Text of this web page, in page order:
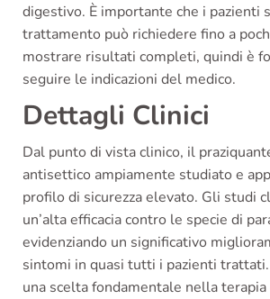
digestivo. È importante che i pazienti
trattamento può richiedere fino a
mostrare risultati completi, quindi è
seguire le indicazioni del medico.
Dettagli Clinici
Dal punto di vista clinico, il
antisettico ampiamente studiato e
profilo di sicurezza elevato. Gli studi
un’alta efficacia contro le specie di
evidenziando un significativo
sintomi in quasi tutti i pazienti
una scelta fondamentale nella